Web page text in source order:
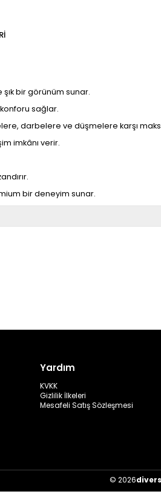
şık bir görünüm sunar.
konforu sağlar.
darbelere ve düşmelere karşı
imkânı verir.
bir deneyim sunar.
Yardım
KVKK
Gizlilik İlkeleri
Mesafeli Satış Sözleşmesi
© 2026